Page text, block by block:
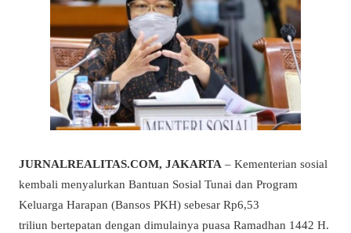
JURNALREALITAS.COM, JAKARTA – Kementerian sosial
kembali menyalurkan Bantuan Sosial Tunai dan Program
Keluarga Harapan (Bansos PKH) sebesar Rp6,53
triliun bertepatan dengan dimulainya puasa Ramadhan 1442 H.